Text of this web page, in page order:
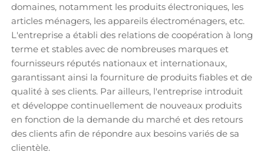
domaines, notamment les produits électroniques, les
articles ménagers, les appareils électroménagers, etc.
L'entreprise a établi des relations de coopération à long
terme et stables avec de nombreuses marques et
fournisseurs réputés nationaux et internationaux,
garantissant ainsi la fourniture de produits fiables et de
qualité à ses clients. Par ailleurs, l'entreprise introduit
et développe continuellement de nouveaux produits
en fonction de la demande du marché et des retours
des clients afin de répondre aux besoins variés de sa
clientèle.